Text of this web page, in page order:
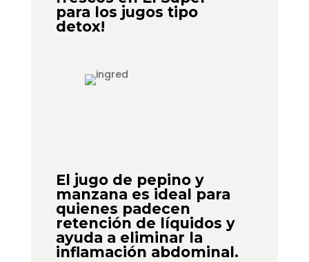
para los jugos tipo
detox!
El jugo de pepino y
manzana es ideal para
quienes padecen
retención de líquidos y
ayuda a eliminar la
inflamación abdominal.